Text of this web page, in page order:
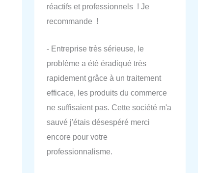
réactifs et professionnels ! Je
recommande !
- Entreprise très sérieuse, le
problème a été éradiqué très
rapidement grâce à un traitement
efficace, les produits du commerce
ne suffisaient pas. Cette société m'a
sauvé j'étais désespéré merci
encore pour votre
professionnalisme.